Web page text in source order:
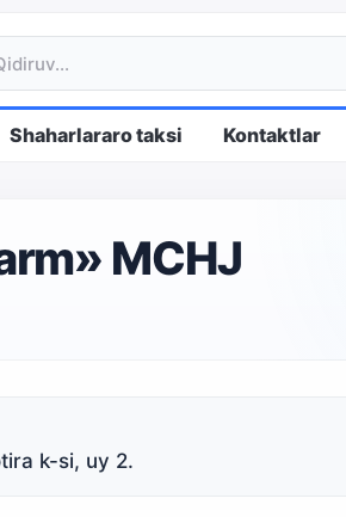
Shaharlararo taksi Kontaktlar
MCHJ
k-si, uy 2.